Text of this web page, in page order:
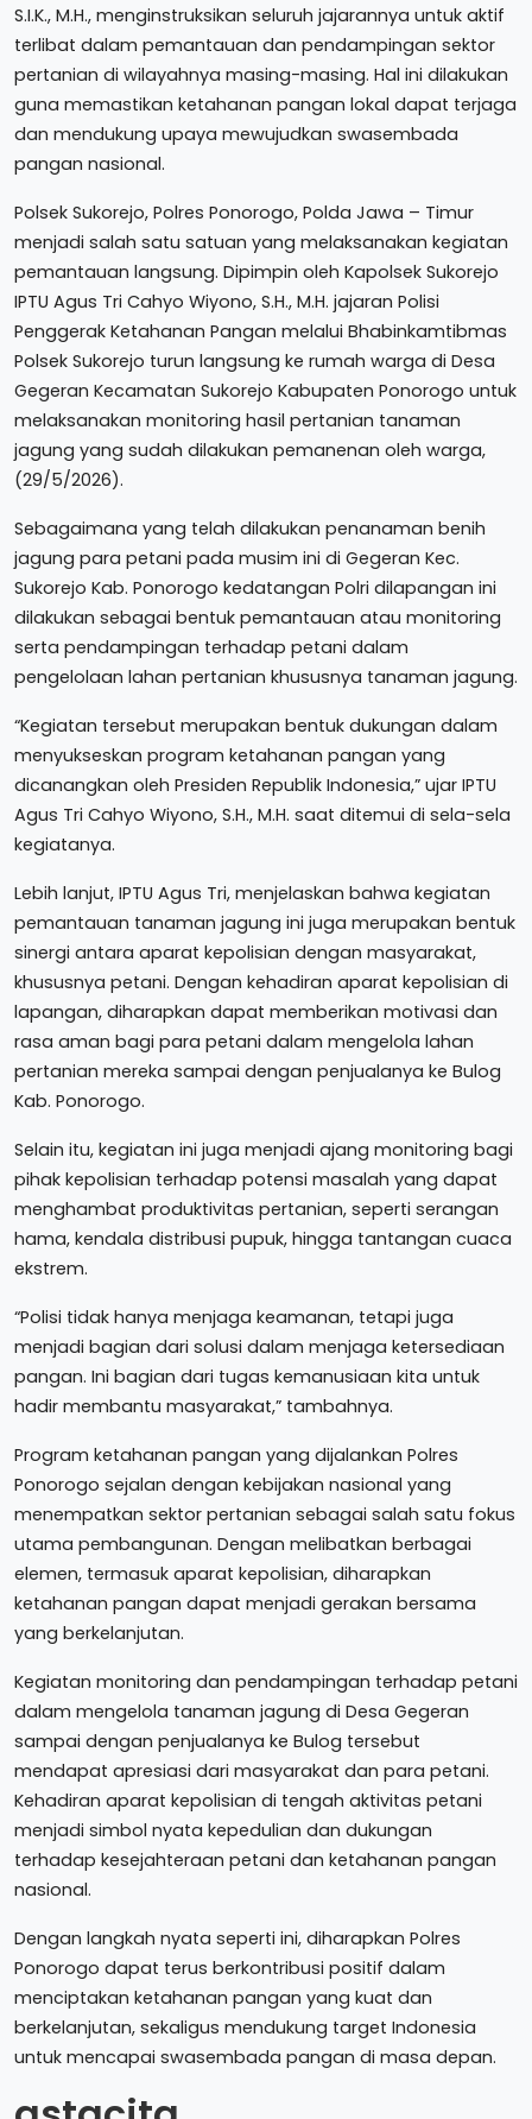
S.I.K., M.H., menginstruksikan seluruh jajarannya untuk aktif
terlibat dalam pemantauan dan pendampingan sektor
pertanian di wilayahnya masing-masing. Hal ini dilakukan
guna memastikan ketahanan pangan lokal dapat terjaga
dan mendukung upaya mewujudkan swasembada
pangan nasional.
Polsek Sukorejo, Polres Ponorogo, Polda Jawa – Timur
menjadi salah satu satuan yang melaksanakan kegiatan
pemantauan langsung. Dipimpin oleh Kapolsek Sukorejo
IPTU Agus Tri Cahyo Wiyono, S.H., M.H. jajaran Polisi
Penggerak Ketahanan Pangan melalui Bhabinkamtibmas
Polsek Sukorejo turun langsung ke rumah warga di Desa
Gegeran Kecamatan Sukorejo Kabupaten Ponorogo untuk
melaksanakan monitoring hasil pertanian tanaman
jagung yang sudah dilakukan pemanenan oleh warga,
(29/5/2026).
Sebagaimana yang telah dilakukan penanaman benih
jagung para petani pada musim ini di Gegeran Kec.
Sukorejo Kab. Ponorogo kedatangan Polri dilapangan ini
dilakukan sebagai bentuk pemantauan atau monitoring
serta pendampingan terhadap petani dalam
pengelolaan lahan pertanian khususnya tanaman jagung.
“Kegiatan tersebut merupakan bentuk dukungan dalam
menyukseskan program ketahanan pangan yang
dicanangkan oleh Presiden Republik Indonesia,” ujar IPTU
Agus Tri Cahyo Wiyono, S.H., M.H. saat ditemui di sela-sela
kegiatanya.
Lebih lanjut, IPTU Agus Tri, menjelaskan bahwa kegiatan
pemantauan tanaman jagung ini juga merupakan bentuk
sinergi antara aparat kepolisian dengan masyarakat,
khususnya petani. Dengan kehadiran aparat kepolisian di
lapangan, diharapkan dapat memberikan motivasi dan
rasa aman bagi para petani dalam mengelola lahan
pertanian mereka sampai dengan penjualanya ke Bulog
Kab. Ponorogo.
Selain itu, kegiatan ini juga menjadi ajang monitoring bagi
pihak kepolisian terhadap potensi masalah yang dapat
menghambat produktivitas pertanian, seperti serangan
hama, kendala distribusi pupuk, hingga tantangan cuaca
ekstrem.
“Polisi tidak hanya menjaga keamanan, tetapi juga
menjadi bagian dari solusi dalam menjaga ketersediaan
pangan. Ini bagian dari tugas kemanusiaan kita untuk
hadir membantu masyarakat,” tambahnya.
Program ketahanan pangan yang dijalankan Polres
Ponorogo sejalan dengan kebijakan nasional yang
menempatkan sektor pertanian sebagai salah satu fokus
utama pembangunan. Dengan melibatkan berbagai
elemen, termasuk aparat kepolisian, diharapkan
ketahanan pangan dapat menjadi gerakan bersama
yang berkelanjutan.
Kegiatan monitoring dan pendampingan terhadap petani
dalam mengelola tanaman jagung di Desa Gegeran
sampai dengan penjualanya ke Bulog tersebut
mendapat apresiasi dari masyarakat dan para petani.
Kehadiran aparat kepolisian di tengah aktivitas petani
menjadi simbol nyata kepedulian dan dukungan
terhadap kesejahteraan petani dan ketahanan pangan
nasional.
Dengan langkah nyata seperti ini, diharapkan Polres
Ponorogo dapat terus berkontribusi positif dalam
menciptakan ketahanan pangan yang kuat dan
berkelanjutan, sekaligus mendukung target Indonesia
untuk mencapai swasembada pangan di masa depan.